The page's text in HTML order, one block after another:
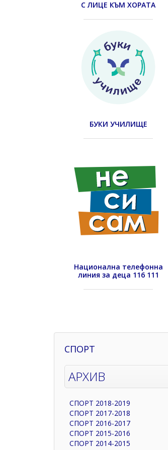
С ЛИЦЕ КЪМ ХОРАТА
БУКИ УЧИЛИЩЕ
Национална телефонна
линия за деца 116 111
СПОРТ
АРХИВ
СПОРТ 2018-2019
СПОРТ 2017-2018
СПОРТ 2016-2017
СПОРТ 2015-2016
СПОРТ 2014-2015